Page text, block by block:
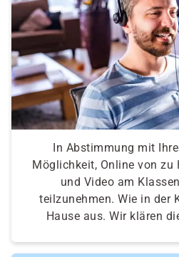
In Abstimmung mit
Möglichkeit, Online von zu
und Video am
teilzunehmen. Wie in der
Hause aus. Wir klären